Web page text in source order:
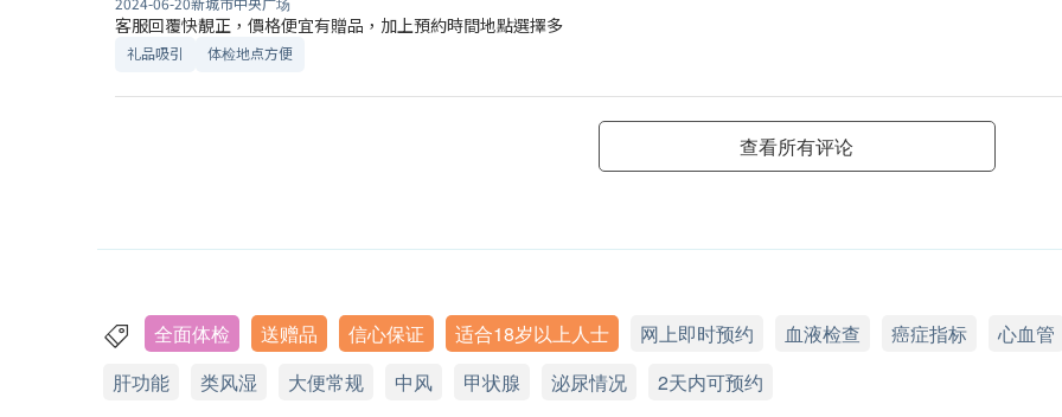
客服回覆快靚正，價格便宜有贈品，加上預約時間地點選擇多
礼品吸引 体检地点方便
查看所有评论
全面体检 送赠品 信心保证 适合18岁以上人士 网上即时预约 血液检查 癌症指标 心血管
肝功能
类风湿 大便常规 中风 甲状腺 泌尿情况 2天内可预约